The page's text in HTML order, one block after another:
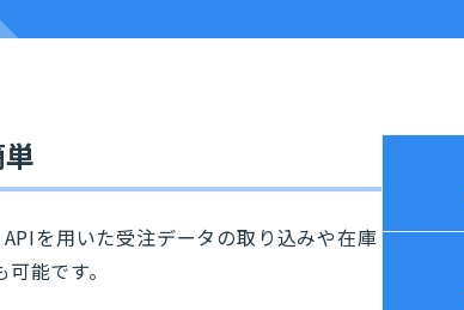
を用いた受注データの取り込みや在庫
能です。